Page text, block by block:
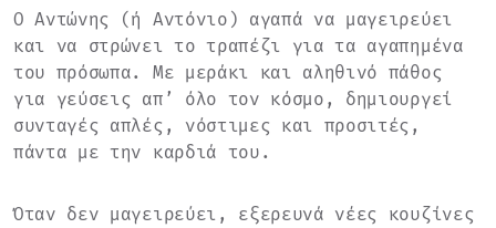
Ο Αντώνης (ή Αντόνιο) αγαπά να μαγειρεύει
και να στρώνει το τραπέζι για τα αγαπημένα
του πρόσωπα. Με μεράκι και αληθινό πάθος
για γεύσεις απ’ όλο τον κόσμο, δημιουργεί
συνταγές απλές, νόστιμες και προσιτές,
πάντα με την καρδιά του.
Όταν δεν μαγειρεύει, εξερευνά νέες κουζίνες